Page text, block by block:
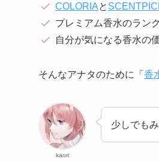
COLORIAと
プレミアム香水のラン
自分が気になる香水の
そんなアナタのために「 香
kaori
少しでも